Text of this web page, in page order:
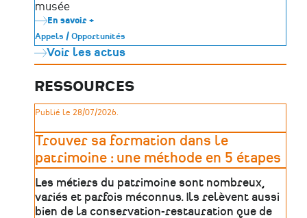
!
musée
En savoir +
Appel
à
candidatures
OFAJ
:
2
mois
dans
musée
allemand
Appels / Opportunités
Voir les actus
RESSOURCES
Publié le 28/07/2026.
Trouver sa formation dans le
patrimoine : une méthode en 5 étapes
Les métiers du patrimoine sont nombreux,
variés et parfois méconnus. Ils relèvent aussi
bien de la conservation-restauration que de